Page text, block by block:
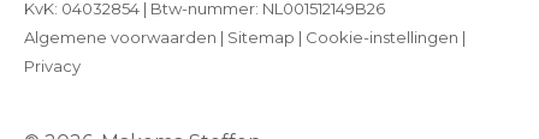
KvK: 04032854 | Btw-nummer: NL001512149B26
Algemene voorwaarden | Sitemap | Cookie-instellingen |
Privacy